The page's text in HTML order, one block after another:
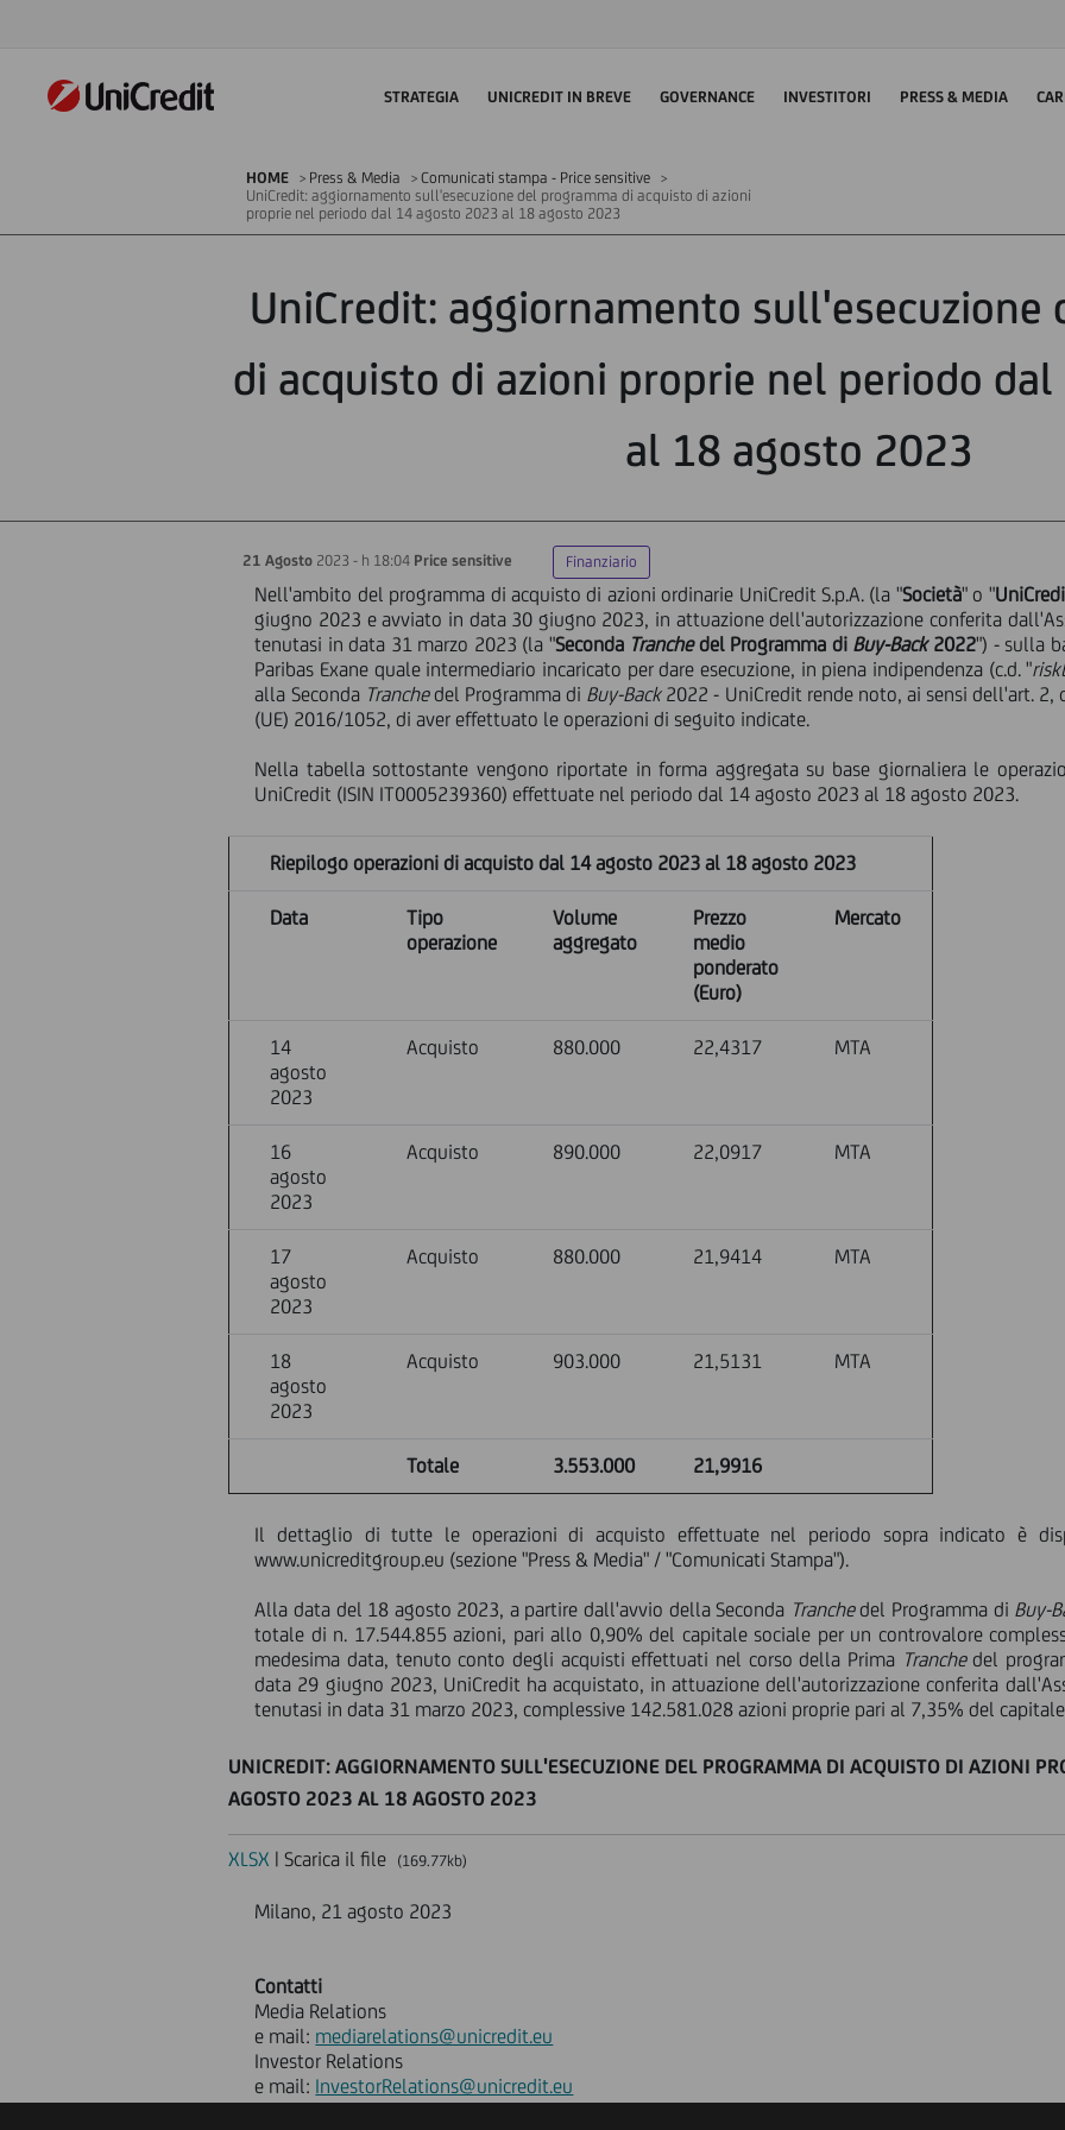
STRATEGIA UNICREDIT IN BREVE GOVERNANCE INVESTITORI PRESS & MEDIA
HOME Press & Media
Comunicati stampa - Price sensitive
UniCredit: aggiornamento sull'esecuzione del programma di acquisto di azioni
proprie nel periodo dal 14 agosto 2023 al 18 agosto 2023
UniCredit: aggiornamento sull'esecuzione
di acquisto di azioni proprie nel periodo dal
al 18 agosto 2023
21 Agosto 2023 - h 18:04 Price sensitive Finanziario
Nell'ambito del programma di acquisto di azioni ordinarie UniCredit S.p.A. (la "Società" o "
giugno 2023 e avviato in data 30 giugno 2023, in attuazione dell'autorizzazione conferita
tenutasi in data 31 marzo 2023 (la "Seconda Tranchedel Programma di Buy-Back2022") - sulla
Paribas Exane quale intermediario incaricato per dare esecuzione, in piena indipendenza (c.d. "
alla Seconda Tranchedel Programma di Buy-Back2022 - UniCredit rende noto, ai sensi dell'art. 2,
(UE) 2016/1052, di aver effettuato le operazioni di seguito indicate.
Nella tabella sottostante vengono riportate in forma aggregata su base giornaliera le
UniCredit (ISIN IT0005239360) effettuate nel periodo dal 14 agosto 2023 al 18 agosto 2023.
Riepilogo operazioni di acquisto dal 14 agosto 2023 al 18 agosto 2023
Data
Tipo
operazione
Volume
aggregato
Prezzo
medio
ponderato
(Euro)
Mercato
14
agosto
2023
Acquisto 880.000 22,4317 MTA
16
agosto
2023
Acquisto 890.000 22,0917 MTA
17
agosto
2023
Acquisto 880.000 21,9414 MTA
18
agosto
2023
Acquisto 903.000 21,5131 MTA
Totale 3.553.000 21,9916
Il dettaglio di tutte le operazioni di acquisto effettuate nel periodo sopra indicato è
www.unicreditgroup.eu (sezione "Press & Media" / "Comunicati Stampa").
Alla data del 18 agosto 2023, a partire dall'avvio della Seconda Tranchedel Programma di Buy-
totale di n. 17.544.855 azioni, pari allo 0,90% del capitale sociale per un controvalore
medesima data, tenuto conto degli acquisti effettuati nel corso della Prima Tranchedel
data 29 giugno 2023, UniCredit ha acquistato, in attuazione dell'autorizzazione conferita
tenutasi in data 31 marzo 2023, complessive 142.581.028 azioni proprie pari al 7,35% del capitale
UNICREDIT: AGGIORNAMENTO SULL'ESECUZIONE DEL PROGRAMMA DI ACQUISTO DI AZIONI
AGOSTO 2023 AL 18 AGOSTO 2023
XLSX | Scarica il file (169.77kb)
Milano, 21 agosto 2023
Contatti
Media Relations
e mail: mediarelations@unicredit.eu
Investor Relations
e mail: InvestorRelations@unicredit.eu